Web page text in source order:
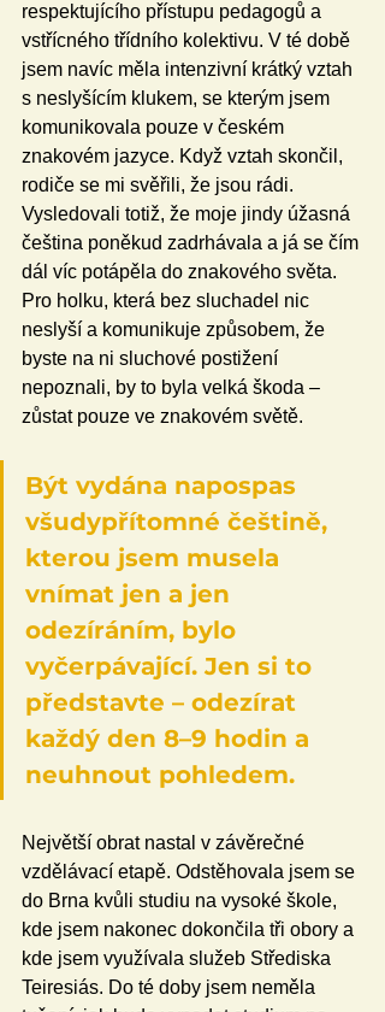
respektujícího přístupu pedagogů a
vstřícného třídního kolektivu. V té době
jsem navíc měla intenzivní krátký vztah
s neslyšícím klukem, se kterým jsem
komunikovala pouze v českém
znakovém jazyce. Když vztah skončil,
rodiče se mi svěřili, že jsou rádi.
Vysledovali totiž, že moje jindy úžasná
čeština poněkud zadrhávala a já se čím
dál víc potápěla do znakového světa.
Pro holku, která bez sluchadel nic
neslyší a komunikuje způsobem, že
byste na ni sluchové postižení
nepoznali, by to byla velká škoda –
zůstat pouze ve znakovém světě.
Být vydána napospas
všudypřítomné češtině,
kterou jsem musela
vnímat jen a jen
odezíráním, bylo
vyčerpávající. Jen si to
představte – odezírat
každý den 8–9 hodin a
neuhnout pohledem.
Největší obrat nastal v závěrečné
vzdělávací etapě. Odstěhovala jsem se
do Brna kvůli studiu na vysoké škole,
kde jsem nakonec dokončila tři obory a
kde jsem využívala služeb Střediska
Teiresiás. Do té doby jsem neměla